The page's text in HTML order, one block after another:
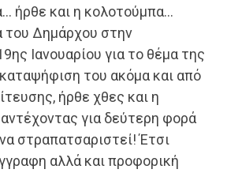
ήρθε και η κολοτούμπα…
του Δημάρχου στην
Ιανουαρίου για το θέμα της
του ακόμα και από
ήρθε χθες και η
για δεύτερη φορά
στραπατσαριστεί! Έτσι
αλλά και προφορική